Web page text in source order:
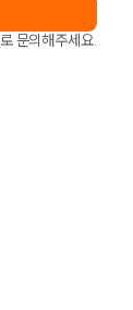
로 문의해주세요.